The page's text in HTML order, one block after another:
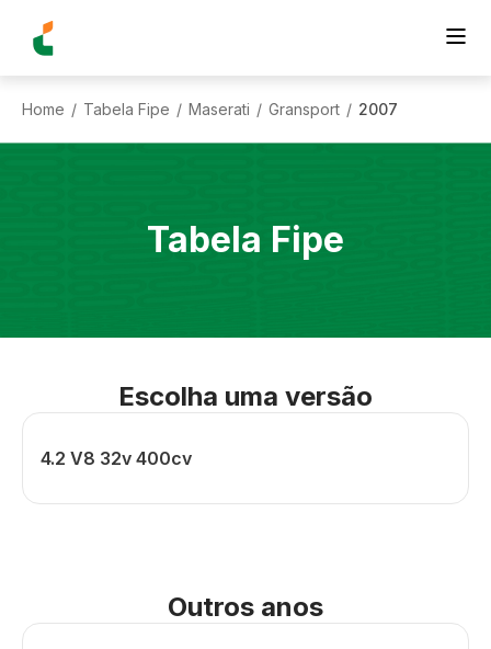
Home / Tabela Fipe / Maserati / Gransport / 2007
Tabela Fipe
Escolha uma versão
4.2 V8 32v 400cv
Outros anos